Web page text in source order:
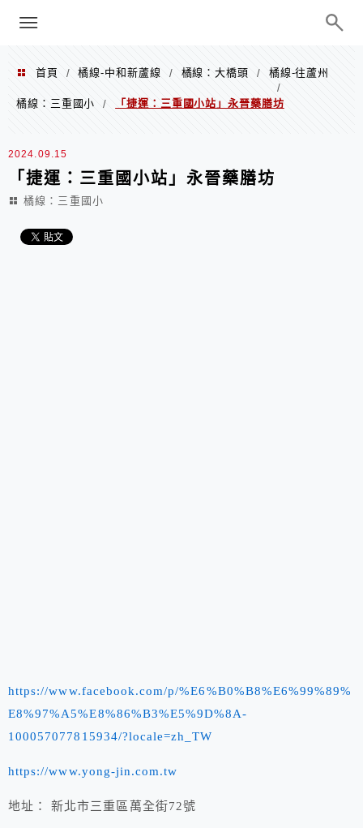
巧、世界走透透
menu
首頁 / 橘線-中和新蘆線 / 橘線：大橋頭 /
橘線-往蘆州
/
橘線：三重國小
/ 「捷運：三重國小站」永晉藥膳坊
2024.09.15
「捷運：三重國小站」永晉藥膳坊
橘線：三重國小
https://www.facebook.com/p/%E6%B0%B8%E6%99%89%
E8%97%A5%E8%86%B3%E5%9D%8A-
100057077815934/?locale=zh_TW
https://www.yong-jin.com.tw
地址： 新北市三重區萬全街72號